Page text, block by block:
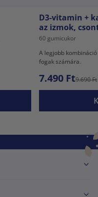
D3-vitamin +
az izmok,
60 gumicukor
A legjobb
fogak számára.
7.490 Ft9.690 Ft